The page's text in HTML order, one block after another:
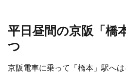
平日昼間の京阪「橋
つ
京阪電車に乗って「橋本」駅へ